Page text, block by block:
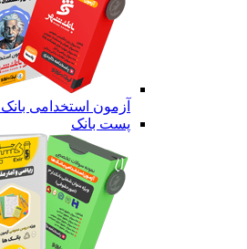
آزمون استخدامی بانک
پست بانک